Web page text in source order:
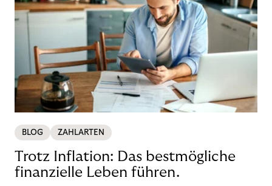
BLOG ZAHLARTEN
Trotz Inflation: Das bestmögliche
finanzielle Leben führen.